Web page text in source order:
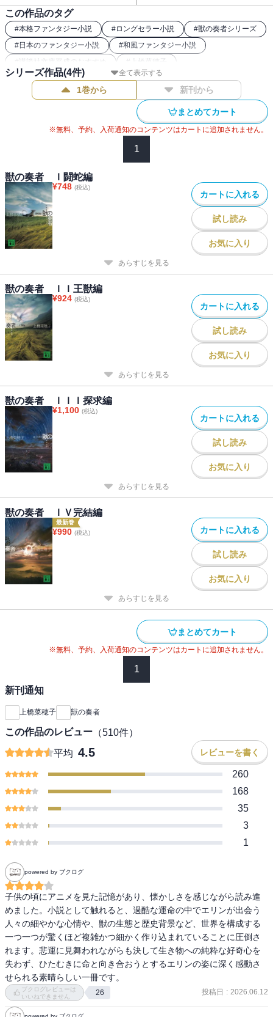
この作品のタグ
#本格ファンタジー小説 #ロングセラー小説 #獣の奏者シリーズ
#日本のファンタジー小説 #和風ファンタジー小説
# 講談社文庫平成のおすすめ # 上橋菜穂子
全て表示する
シリーズ作品(4件)
1巻から 新刊から
まとめてカート
※無料、予約、入荷通知のコンテンツはカートに追加されません。
1
獣の奏者 Ｉ闘蛇編
¥748 (税込)
カートに入れる
試し読み
お気に入り
あらすじを見る
獣の奏者 ＩＩ王獣編
¥924 (税込)
カートに入れる
試し読み
お気に入り
あらすじを見る
獣の奏者 ＩＩＩ探求編
¥1,100 (税込)
カートに入れる
試し読み
お気に入り
あらすじを見る
獣の奏者 ＩＶ完結編
最新巻
¥990 (税込) カートに入れる
試し読み
お気に入り
あらすじを見る
まとめてカート
※無料、予約、入荷通知のコンテンツはカートに追加されません。
1
新刊通知
上橋菜穂子 獣の奏者
この作品のレビュー （510件）
平均 4.5 レビューを書く
260
168
35
3
1
powered by ブクログ
子供の頃にアニメを見た記憶があり、懐かしさを感じながら読み進
めました。小説として触れると、過酷な運命の中でエリンが出会う
人々の細やかな心情や、獣の生態と歴史背景など、世界を構成する
一つ一つが驚くほど複雑かつ細かく作り込まれていることに圧倒さ
れます。悲運に見舞われながらも決して生き物への純粋な好奇心を
失わず、ひたむきに命と向き合おうとするエリンの姿に深く感動さ
せられる素晴らしい一冊です。
ブクログレビューは
いいねできません
26 投稿日 : 2026.06.12